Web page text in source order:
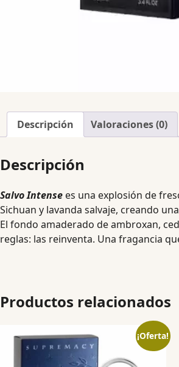
Descripción Valoraciones (0)
Descripción
Salvo Intense es una explosión de
Sichuan y lavanda salvaje, creando
El fondo amaderado de ambroxan,
reglas: las reinventa. Una fragancia
Productos relacionados
¡Oferta!